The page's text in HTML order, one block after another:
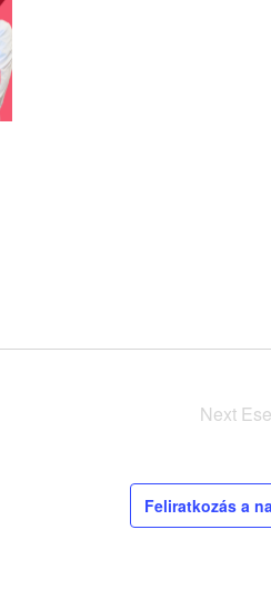
Next
Feliratkozás a